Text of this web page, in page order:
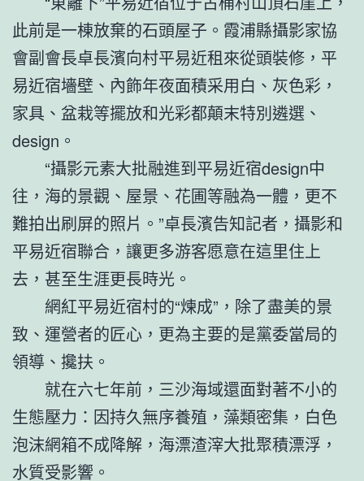
此前是一棟放棄的石頭屋子。霞浦縣攝影家協
會副會長卓長濱向村平易近租來從頭裝修，平
易近宿墻壁、內飾年夜面積采用白、灰色彩，
家具、盆栽等擺放和光彩都顛末特別遴選、
design。
“攝影元素大批融進到平易近宿design中
往，海的景觀、屋景、花圃等融為一體，更不
難拍出刷屏的照片。”卓長濱告知記者，攝影和
平易近宿聯合，讓更多游客愿意在這里住上
去，甚至生涯更長時光。
網紅平易近宿村的“煉成”，除了盡美的景
致、運營者的匠心，更為主要的是黨委當局的
領導、攙扶。
就在六七年前，三沙海域還面對著不小的
生態壓力：因持久無序養殖，藻類密集，白色
泡沫網箱不成降解，海漂渣滓大批聚積漂浮，
水質受影響。